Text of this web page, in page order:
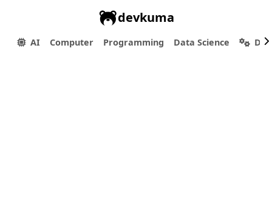
devkuma
AI Computer Programming Data Science